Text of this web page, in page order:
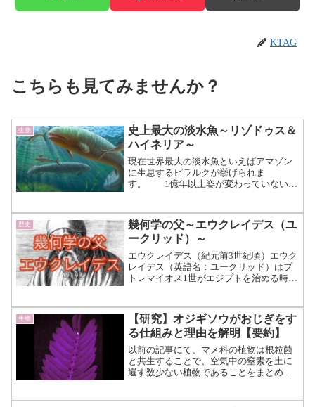
KTAG
こちらも見てみませんか？
生物
史上最大の淡水魚～リゾドゥス＆
ハイネリア～
現在世界最大の淡水魚といえばアマゾン
に生息するピラルクが挙げられま
す。 1億年以上姿が変わっていないこ
長は1〜3メートルを超え、中には5メート
ル級の怪物もいると言わ...（続きを読
む）
歴史
幾何学の父～エウクレイデス（ユ
ークリッド）～
エウクレイデス（紀元前3世紀頃）エウク
レイデス（英語名：ユークリッド）はプ
トレマイオス1世がエジプトを治める時代
績は何らかの集団の連名による成果であ
るとも言われています...（続きを読む）
生物
【研究】オジギソウがおじぎをす
る仕組みと理由を解明【要約】
以前の記事にて、マメ科の植物は根粒菌
と共生することで、空気中の窒素を土に
還す数少ない植物であることをまとめて